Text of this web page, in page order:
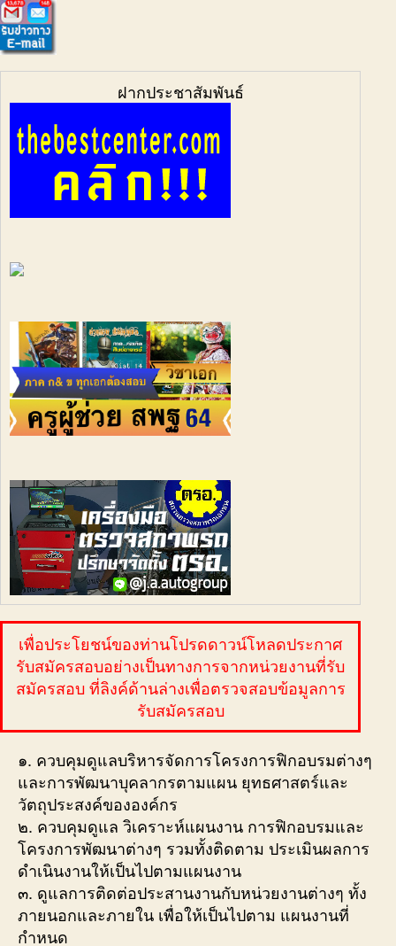
ฝากประชาสัมพันธ์
เพื่อประโยชน์ของท่านโปรดดาวน์โหลดประกาศ
รับสมัครสอบอย่างเป็นทางการจากหน่วยงานที่รับ
สมัครสอบ ที่ลิงค์ด้านล่างเพื่อตรวจสอบข้อมูลการ
รับสมัครสอบ
๑. ควบคุมดูแลบริหารจัดการโครงการฟิกอบรมต่างๆ
และการพัฒนาบุคลากรตามแผน ยุทธศาสตร์และ
วัตถุประสงค์ขององค์กร
๒. ควบคุมดูแล วิเคราะห์แผนงาน การฟิกอบรมและ
โครงการพัฒนาต่างๆ รวมทั้งติดตาม ประเมินผลการ
ดำเนินงานให้เป็นไปตามแผนงาน
๓. ดูแลการติดต่อประสานงานกับหน่วยงานต่างๆ ทั้ง
ภายนอกและภายใน เพื่อให้เป็นไปตาม แผนงานที่
กำหนด